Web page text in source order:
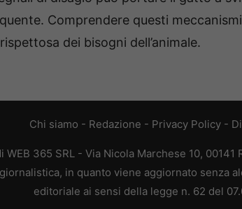
Comprendere questi
dei bisogni dell’animale.
Chi siamo - Redazione - Privacy Policy -
365 SRL - Via Nicola Marchese 10, 00141
in quanto viene aggiornato
editoriale ai sensi della legge n. 62 del